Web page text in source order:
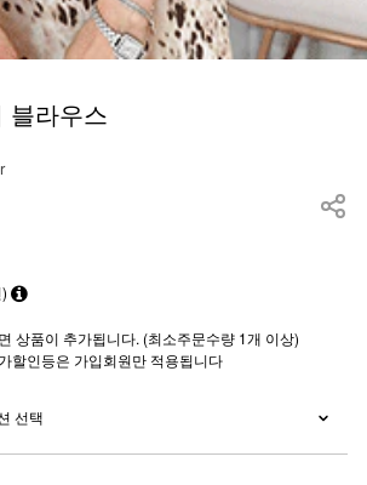
블라우스
상품이 추가됩니다. (최소주문수량 1개 이상)
할인등은 가입회원만 적용됩니다